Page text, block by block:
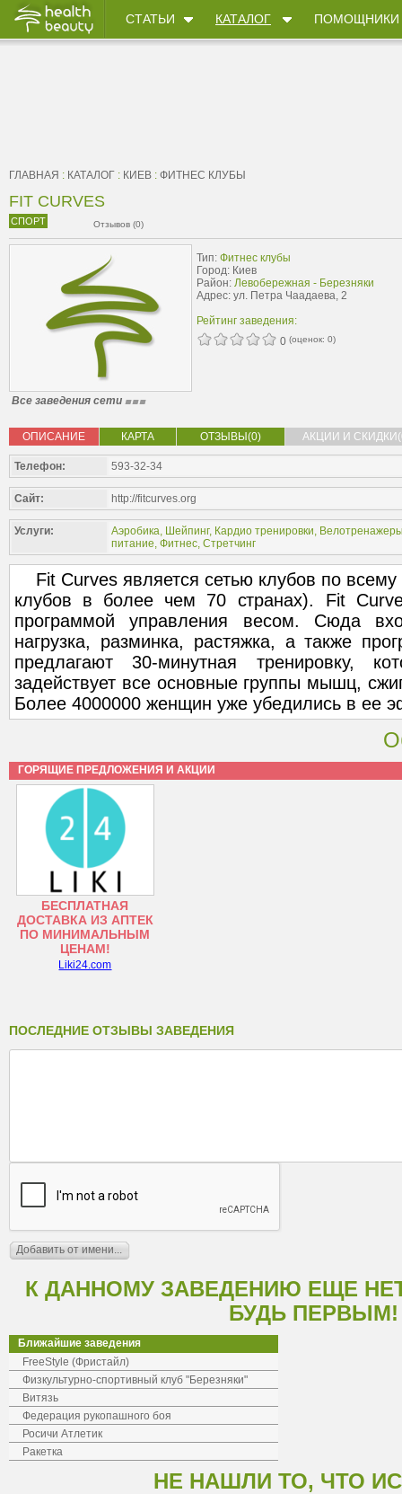
СТАТЬИ КАТАЛОГ ПОМОЩНИКИ
ГЛАВНАЯ : КАТАЛОГ : КИЕВ : ФИТНЕС КЛУБЫ
FIT CURVES
СПОРТ Отзывов (0)
Тип: Фитнес клубы
Город: Киев
Район: Левобережная - Березняки
Адрес: ул. Петра Чаадаева, 2
Рейтинг заведения:
0 (оценок: 0)
Все заведения сети
ОПИСАНИЕ КАРТА ОТЗЫВЫ(0) АКЦИИ И
Телефон: 593-32-34
Сайт: http://fitcurves.org
Услуги: Аэробика, Шейпинг, Кардио тренировки,
питание, Фитнес, Стретчинг
Fit Curves является сетью клубов по
клубов в более чем 70 странах). Fit
программой управления весом. Сюда
нагрузка, разминка, растяжка, а также
предлагают 30-минутная тренировку,
задействует все основные группы мышц,
Более 4000000 женщин уже убедились в ее
ГОРЯЩИЕ ПРЕДЛОЖЕНИЯ И АКЦИИ
БЕСПЛАТНАЯ
ДОСТАВКА ИЗ АПТЕК
ПО МИНИМАЛЬНЫМ
ЦЕНАМ!
Liki24.com
ПОСЛЕДНИЕ ОТЗЫВЫ ЗАВЕДЕНИЯ
К ДАННОМУ ЗАВЕДЕНИЮ ЕЩЕ
БУДЬ ПЕРВЫМ!
Ближайшие заведения
FreeStyle (Фристайл)
Физкультурно-спортивный клуб "Березняки"
Витязь
Федерация рукопашного боя
Росичи Атлетик
Ракетка
НЕ НАШЛИ ТО, ЧТО